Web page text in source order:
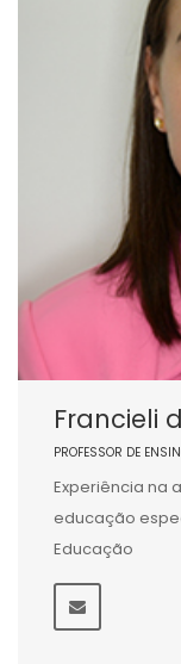
Francieli
PROFESSOR DE
Experiência na
educação
Educação